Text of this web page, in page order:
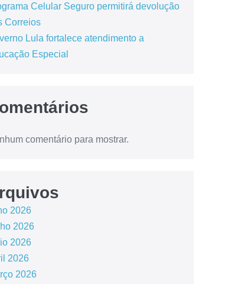
Celular Seguro permitirá devolução
Correios
Lula fortalece atendimento a
Especial
comentário para mostrar.
2026
2026
2026
2026
2026